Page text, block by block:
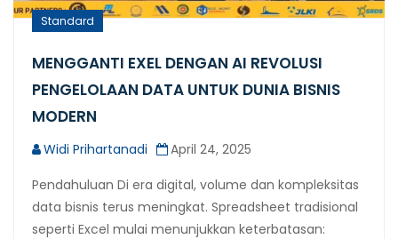
Standard
MENGGANTI EXEL DENGAN AI REVOLUSI
PENGELOLAAN DATA UNTUK DUNIA BISNIS
MODERN
Widi Prihartanadi
April 24, 2025
Pendahuluan Di era digital, volume dan kompleksitas
data bisnis terus meningkat. Spreadsheet tradisional
seperti Excel mulai menunjukkan keterbatasan: